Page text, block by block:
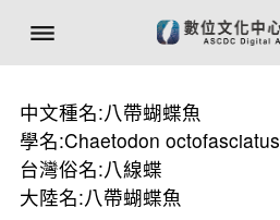
中文種名:八帶蝴蝶魚
學名:Chaetodon octofasciatus
台灣俗名:八線蝶
大陸名:八帶蝴蝶魚